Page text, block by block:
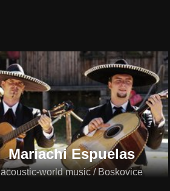
Mariachi Espuelas
acoustic-world music / Boskovice